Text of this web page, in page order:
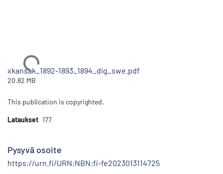
Ladataan...
xkansak_1892-1893_1894_dig_swe.pdf
20.82 MB
This publication is copyrighted.
Lataukset 177
Pysyvä osoite
https://urn.fi/URN:NBN:fi-fe2023013114725